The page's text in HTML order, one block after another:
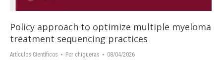
Policy approach to optimize multiple myeloma
treatment sequencing practices
Artículos Científicos Por chigueras 08/04/2026